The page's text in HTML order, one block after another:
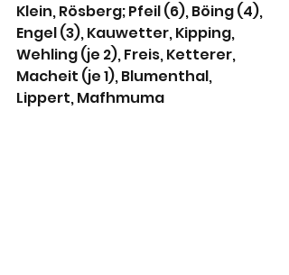
Klein, Rösberg; Pfeil (6), Böing (4),
Engel (3), Kauwetter, Kipping,
Wehling (je 2), Freis, Ketterer,
Macheit (je 1), Blumenthal,
Lippert, Mafhmuma